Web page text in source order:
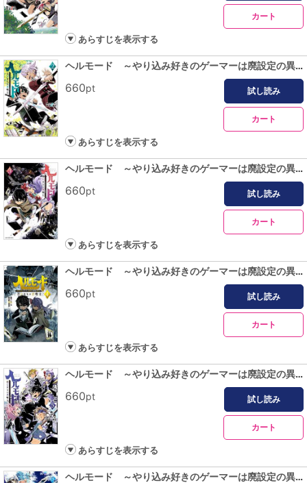
カート
あらすじを表示する
ヘルモード ～やり込み好きのゲーマーは廃設定の異世界で無双する～はじまりの召喚士２
660pt 試し読み
カート
あらすじを表示する
ヘルモード ～やり込み好きのゲーマーは廃設定の異世界で無双する～はじまりの召喚士３
660pt 試し読み
カート
あらすじを表示する
ヘルモード ～やり込み好きのゲーマーは廃設定の異世界で無双する～はじまりの召喚士４【電子書店共通特典イラスト付】
660pt 試し読み
カート
あらすじを表示する
ヘルモード ～やり込み好きのゲーマーは廃設定の異世界で無双する～はじまりの召喚士５【電子書店共通特典イラスト付】
660pt 試し読み
カート
あらすじを表示する
ヘルモード ～やり込み好きのゲーマーは廃設定の異世界で無双する～はじまりの召喚士６【電子書店共通特典イラスト付】